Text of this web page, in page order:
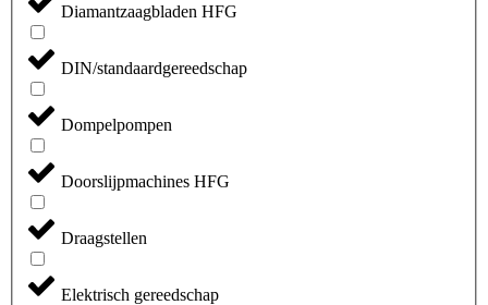
Diamantzaagbladen HFG
DIN/standaardgereedschap
Dompelpompen
Doorslijpmachines HFG
Draagstellen
Elektrisch gereedschap